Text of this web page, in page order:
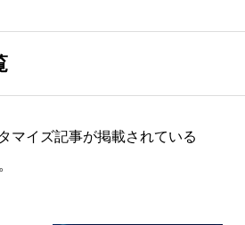
SNSアイコン
マイズ記事が掲載されている